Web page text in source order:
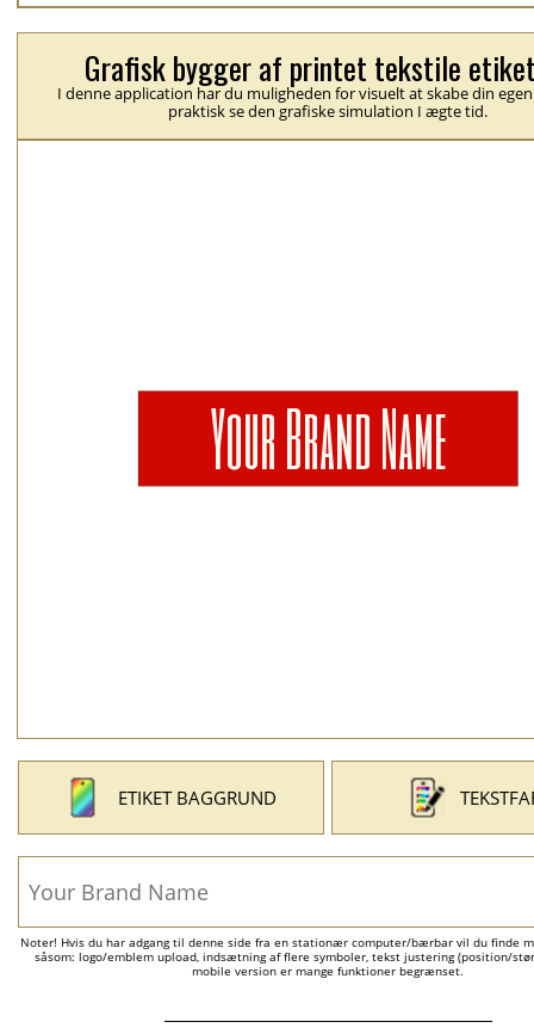
Grafisk bygger af printet tekstile
I denne application har du muligheden for visuelt at skabe din
praktisk se den grafiske simulation I ægte tid.
ETIKET BAGGRUND
Noter! Hvis du har adgang til denne side fra en stationær computer/bærbar vil du finde
såsom: logo/emblem upload, indsætning af flere symboler, tekst justering (position/
mobile version er mange funktioner begrænset.